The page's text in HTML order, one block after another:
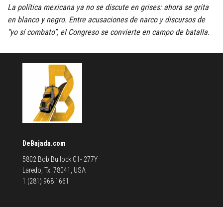
La política mexicana ya no se discute en grises: ahora se grita
en blanco y negro. Entre acusaciones de narco y discursos de
“yo sí combato”, el Congreso se convierte en campo de batalla.
DeBajada.com
5802 Bob Bullock C1- 277Y
Laredo, Tx. 78041, USA
1 (281) 968 1661